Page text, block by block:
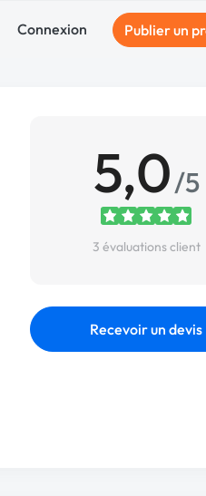
Connexion Publier un
5,0/5
3 évaluations client
Recevoir un devis